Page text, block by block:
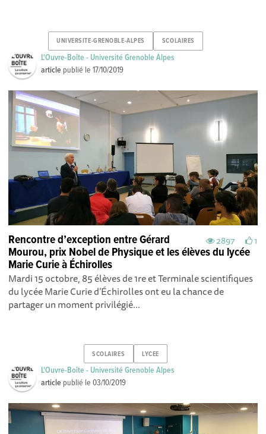
UNIVERSITE-GRENOBLE-ALPES SCOLAIRES
L'Ouvre-Boîte - Université Grenoble Alpes
article publié le17/10/2019
2897 1
Rencontre d’exception entre Gérard
Mourou, prix Nobel de Physique et les élèves du lycée
Marie Curie à Échirolles
Mardi 15 octobre, 85 élèves de 1re et Terminale scientifiques
du lycée Marie Curie d’Échirolles ont eu la chance de
partager un moment privilégié...
SCOLAIRES LYCEE
L'Ouvre-Boîte - Université Grenoble Alpes
article publié le03/10/2019